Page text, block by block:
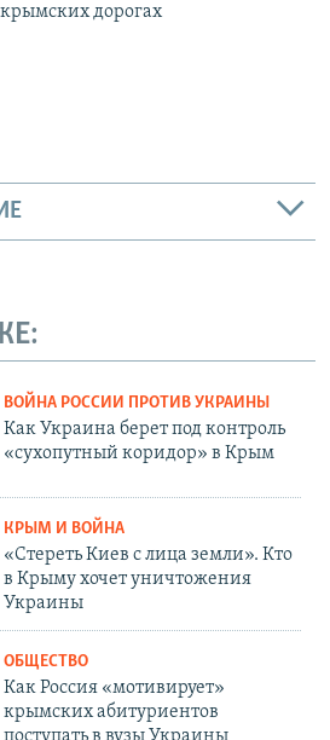
крымских дорогах
ВОЙНА РОССИИ ПРОТИВ УКРАИНЫ
Как Украина берет под контроль
«сухопутный коридор» в Крым
КРЫМ И ВОЙНА
«Стереть Киев с лица земли». Кто
в Крыму хочет уничтожения
Украины
ОБЩЕСТВО
Как Россия «мотивирует»
крымских абитуриентов